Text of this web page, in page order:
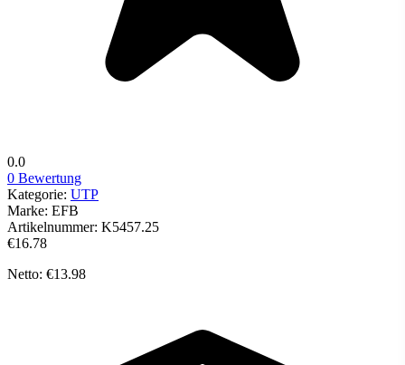
0.0
0 Bewertung
Kategorie: UTP
Marke: EFB
Artikelnummer: K5457.25
€16.78
Netto: €13.98